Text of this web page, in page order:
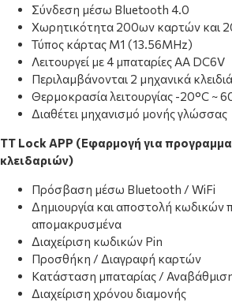
Σύνδεση μέσω Bluetooth 4.0
Χωρητικότητα 200ων καρτών και
Τύπος κάρτας M1 (13.56MHz)
Λειτουργεί με 4 μπαταρίες AA DC6V
Περιλαμβάνονται 2 μηχανικά κλειδιά
Θερμοκρασία λειτουργίας -20°C ~
Διαθέτει μηχανισμό μονής γλώσσας
TT Lock APP (Εφαρμογή για
κλειδαριών)
Πρόσβαση μέσω Bluetooth / WiFi
Δημιουργία και αποστολή κωδικών
απομακρυσμένα
Διαχείριση κωδικών Pin
Προσθήκη / Διαγραφή καρτών
Κατάσταση μπαταρίας /
Διαχείριση χρόνου διαμονής